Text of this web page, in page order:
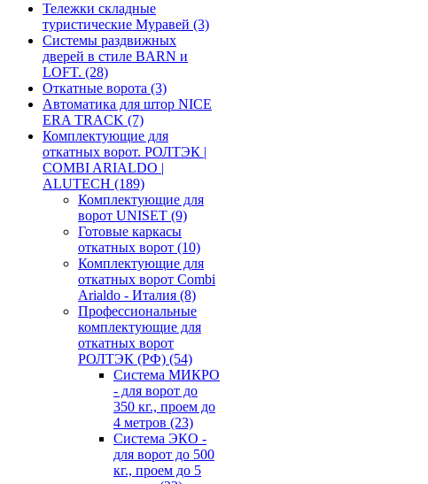
Тележки складные
туристические Муравей (3)
Системы раздвижных
дверей в стиле BARN и
LOFT. (28)
Откатные ворота (3)
Автоматика для штор NICE
ERA TRACK (7)
Комплектующие для
откатных ворот. РОЛТЭК |
COMBI ARIALDO |
ALUTECH (189)
Комплектующие для
ворот UNISET (9)
Готовые каркасы
откатных ворот (10)
Комплектующие для
откатных ворот Combi
Arialdo - Италия (8)
Профессиональные
комплектующие для
откатных ворот
РОЛТЭК (РФ) (54)
Система МИКРО
- для ворот до
350 кг., проем до
4 метров (23)
Система ЭКО -
для ворот до 500
кг., проем до 5